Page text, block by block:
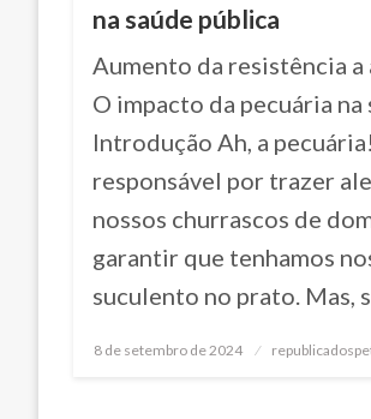
na saúde pública
Aumento da resistência
O impacto da pecuária na
Introdução Ah, a
responsável por trazer
nossos churrascos de
garantir que tenhamos
suculento no prato. Mas,
Posted
8 de setembro de 2024